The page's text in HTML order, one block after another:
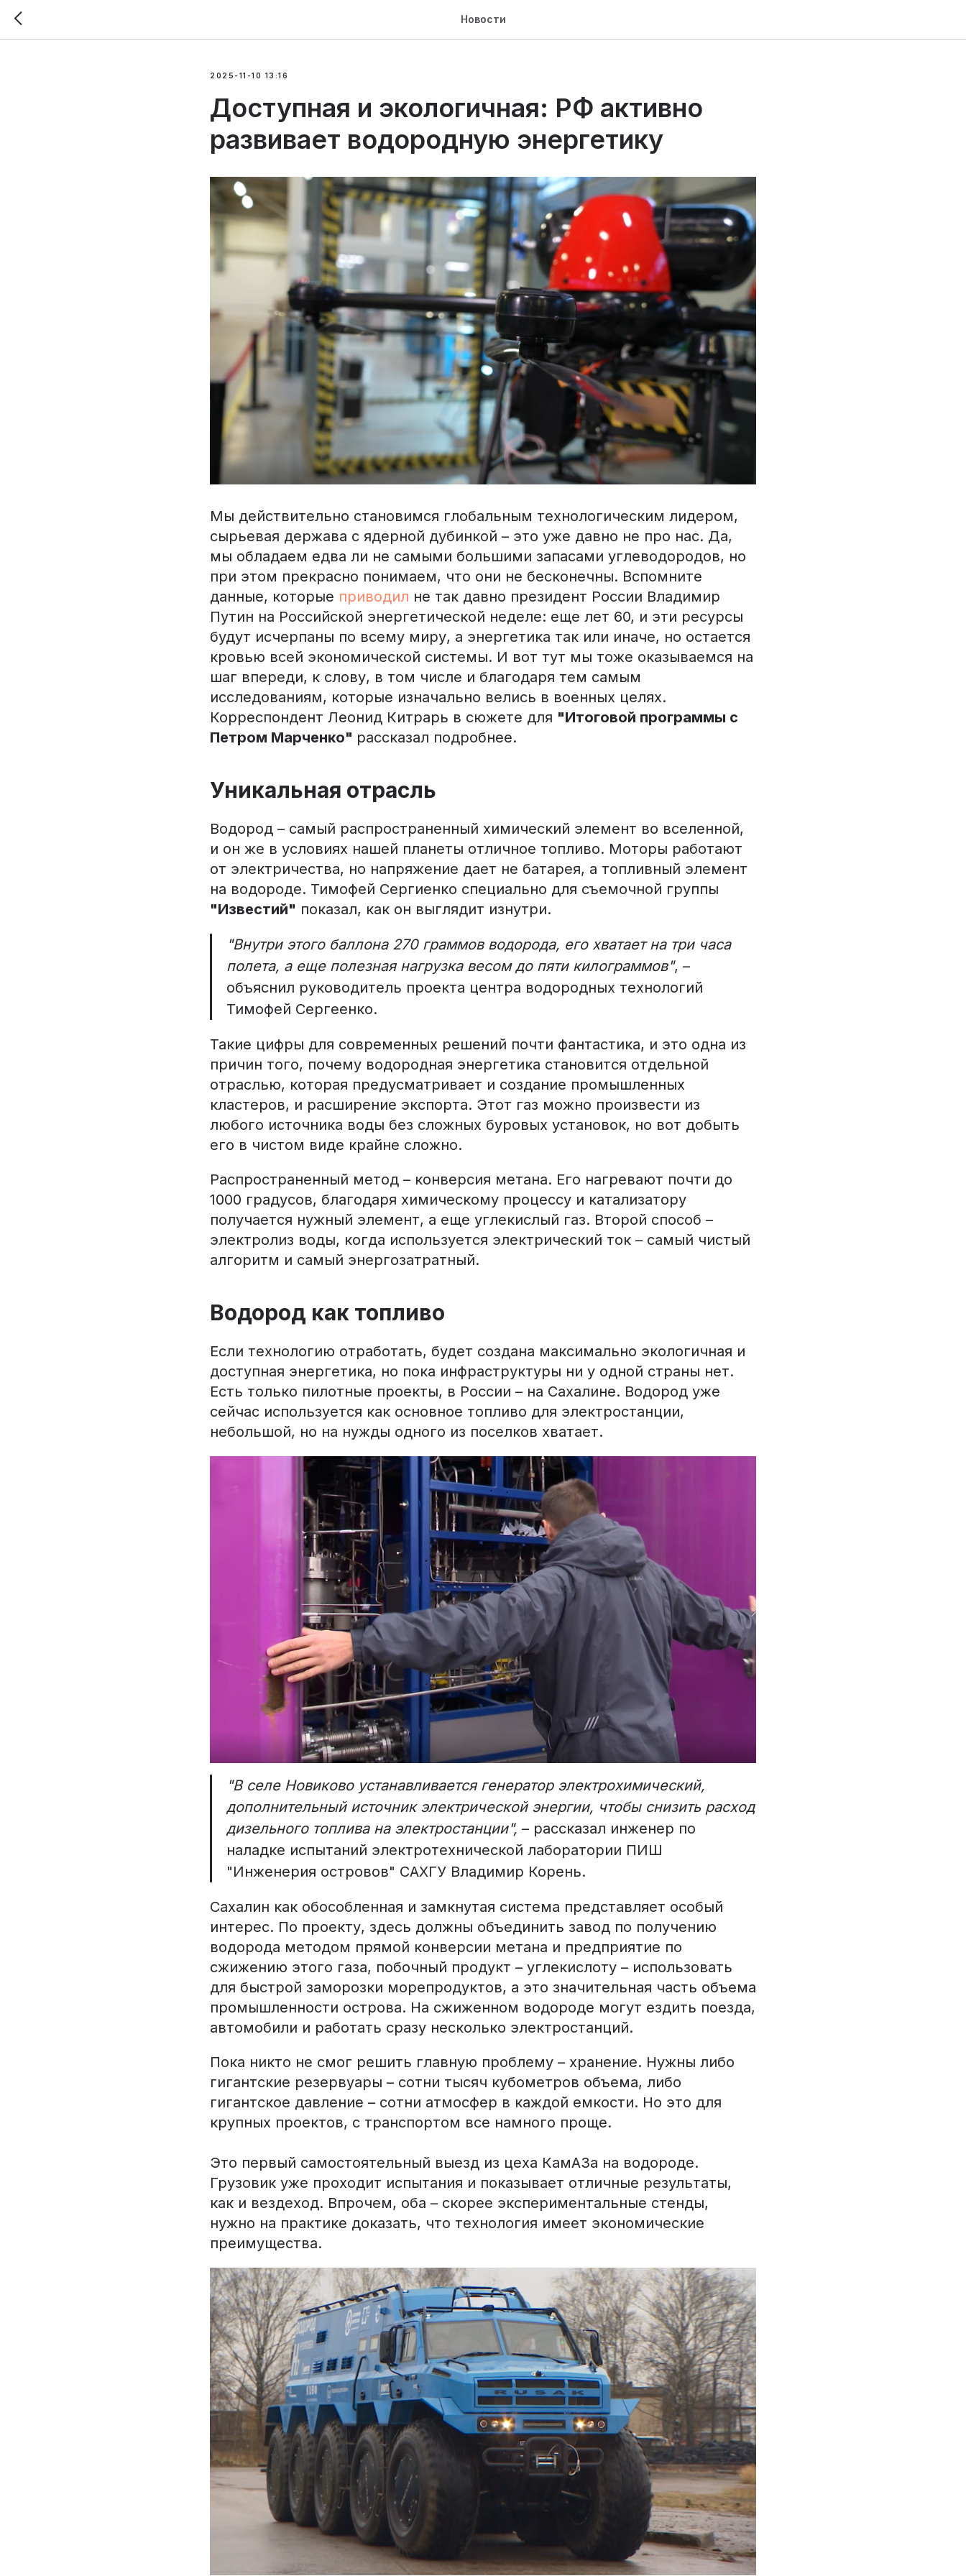
Новости
2025-11-10 13:16
Доступная и экологичная: РФ активно
развивает водородную энергетику
Мы действительно становимся глобальным технологическим лидером,
сырьевая держава с ядерной дубинкой – это уже давно не про нас. Да,
мы обладаем едва ли не самыми большими запасами углеводородов, но
при этом прекрасно понимаем, что они не бесконечны. Вспомните
данные, которые приводил не так давно президент России Владимир
Путин на Российской энергетической неделе: еще лет 60, и эти ресурсы
будут исчерпаны по всему миру, а энергетика так или иначе, но остается
кровью всей экономической системы. И вот тут мы тоже оказываемся на
шаг впереди, к слову, в том числе и благодаря тем самым
исследованиям, которые изначально велись в военных целях.
Корреспондент Леонид Китрарь в сюжете для "Итоговой программы с
Петром Марченко" рассказал подробнее.
Уникальная отрасль
Водород – самый распространенный химический элемент во вселенной,
и он же в условиях нашей планеты отличное топливо. Моторы работают
от электричества, но напряжение дает не батарея, а топливный элемент
на водороде. Тимофей Сергиенко специально для съемочной группы
"Известий" показал, как он выглядит изнутри.
"Внутри этого баллона 270 граммов водорода, его хватает на три часа
полета, а еще полезная нагрузка весом до пяти килограммов", –
объяснил руководитель проекта центра водородных технологий
Тимофей Сергеенко.
Такие цифры для современных решений почти фантастика, и это одна из
причин того, почему водородная энергетика становится отдельной
отраслью, которая предусматривает и создание промышленных
кластеров, и расширение экспорта. Этот газ можно произвести из
любого источника воды без сложных буровых установок, но вот добыть
его в чистом виде крайне сложно.
Распространенный метод – конверсия метана. Его нагревают почти до
1000 градусов, благодаря химическому процессу и катализатору
получается нужный элемент, а еще углекислый газ. Второй способ –
электролиз воды, когда используется электрический ток – самый чистый
алгоритм и самый энергозатратный.
Водород как топливо
Если технологию отработать, будет создана максимально экологичная и
доступная энергетика, но пока инфраструктуры ни у одной страны нет.
Есть только пилотные проекты, в России – на Сахалине. Водород уже
сейчас используется как основное топливо для электростанции,
небольшой, но на нужды одного из поселков хватает.
"В селе Новиково устанавливается генератор электрохимический,
дополнительный источник электрической энергии, чтобы снизить расход
дизельного топлива на электростанции", – рассказал инженер по
наладке испытаний электротехнической лаборатории ПИШ
"Инженерия островов" САХГУ Владимир Корень.
Сахалин как обособленная и замкнутая система представляет особый
интерес. По проекту, здесь должны объединить завод по получению
водорода методом прямой конверсии метана и предприятие по
сжижению этого газа, побочный продукт – углекислоту – использовать
для быстрой заморозки морепродуктов, а это значительная часть объема
промышленности острова. На сжиженном водороде могут ездить поезда,
автомобили и работать сразу несколько электростанций.
Пока никто не смог решить главную проблему – хранение. Нужны либо
гигантские резервуары – сотни тысяч кубометров объема, либо
гигантское давление – сотни атмосфер в каждой емкости. Но это для
крупных проектов, с транспортом все намного проще.
Это первый самостоятельный выезд из цеха КамАЗа на водороде.
Грузовик уже проходит испытания и показывает отличные результаты,
как и вездеход. Впрочем, оба – скорее экспериментальные стенды,
нужно на практике доказать, что технология имеет экономические
преимущества.